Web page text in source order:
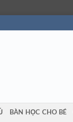
BÀN HỌC CHO BÉ